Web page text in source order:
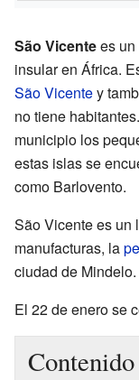
São Vicentees un
insular en África.
São Vicentey
no tiene
municipio los
estas islas se
como Barlovento.
São Vicente es un
manufacturas, la
ciudad de Mindelo.
El 22 de enero se
Contenido